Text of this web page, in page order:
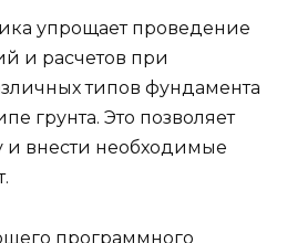
упрощает проведение
и расчетов при
типов фундамента
грунта. Это позволяет
и внести необходимые
программного